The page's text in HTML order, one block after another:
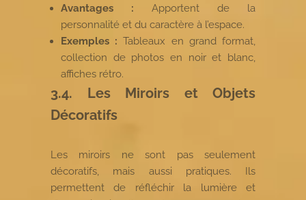
Avantages : Apportent de la
personnalité et du caractère à l’espace.
Exemples : Tableaux en grand format,
collection de photos en noir et blanc,
affiches rétro.
3.4. Les Miroirs et Objets
Décoratifs
Les miroirs ne sont pas seulement
décoratifs, mais aussi pratiques. Ils
permettent de réfléchir la lumière et